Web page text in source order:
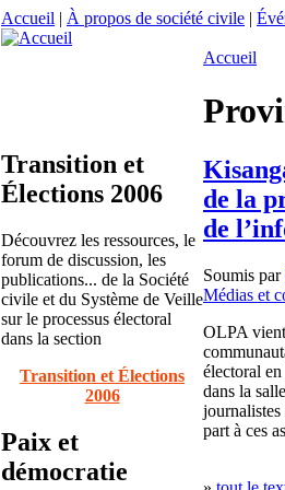
Accueil | À propos de société civile |
Transition et
Élections 2006
Découvrez les ressources, le
forum de discussion, les
publications... de la Société
civile et du Système de Veille
sur le processus électoral
dans la section
Transition et Élections
2006
Paix et
démocratie
Accueil
de la
de
Soumis par
Médias et
OLPA
électoral
dans la
part à ces